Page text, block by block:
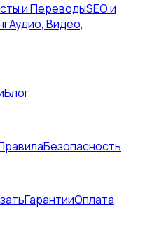
и ПереводыSEO и
Аудио, Видео,
Блог
Безопасность
ГарантииОплата